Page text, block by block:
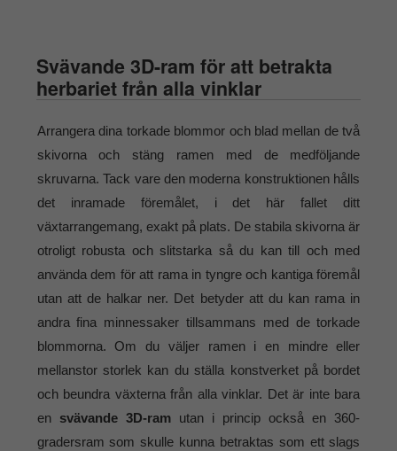
Svävande 3D-ram för att betrakta
herbariet från alla vinklar
Arrangera dina torkade blommor och blad mellan de två
skivorna och stäng ramen med de medföljande
skruvarna. Tack vare den moderna konstruktionen hålls
det inramade föremålet, i det här fallet ditt
växtarrangemang, exakt på plats. De stabila skivorna är
otroligt robusta och slitstarka så du kan till och med
använda dem för att rama in tyngre och kantiga föremål
utan att de halkar ner. Det betyder att du kan rama in
andra fina minnessaker tillsammans med de torkade
blommorna. Om du väljer ramen i en mindre eller
mellanstor storlek kan du ställa konstverket på bordet
och beundra växterna från alla vinklar. Det är inte bara
ensvävande 3D-ramutan i princip också en 360-
gradersram som skulle kunna betraktas som ett slags